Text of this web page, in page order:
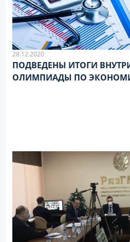
28.12.2020
ПОДВЕДЕНЫ ИТОГИ
ОЛИМПИАДЫ ПО